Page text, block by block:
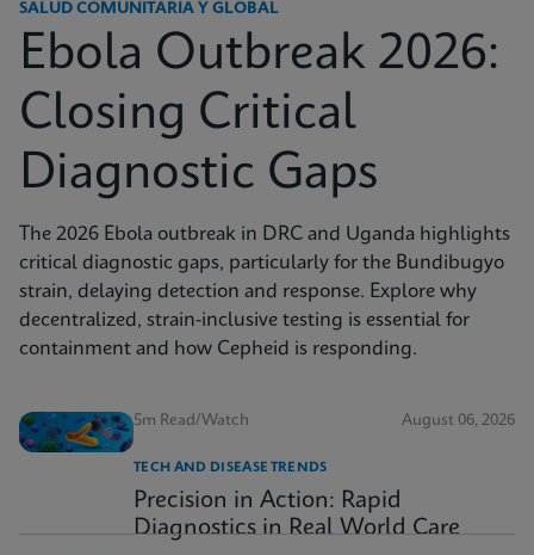
SALUD COMUNITARIA Y GLOBAL
Ebola Outbreak 2026:
Closing Critical
Diagnostic Gaps
The 2026 Ebola outbreak in DRC and Uganda highlights
critical diagnostic gaps, particularly for the Bundibugyo
strain, delaying detection and response. Explore why
decentralized, strain-inclusive testing is essential for
containment and how Cepheid is responding.
5m Read/Watch August 06, 2026
TECH AND DISEASE TRENDS
Precision in Action: Rapid
Diagnostics in Real World Care